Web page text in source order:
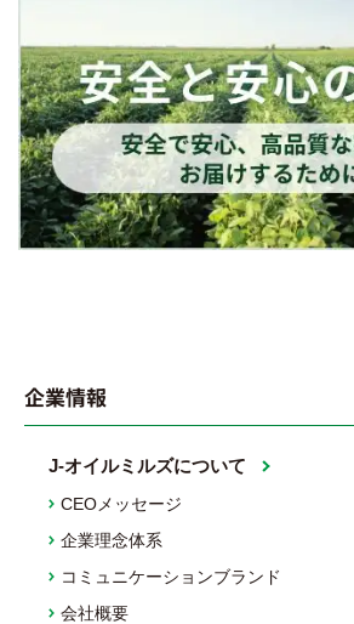
企業情報
J-オイルミルズについて
CEOメッセージ
企業理念体系
コミュニケーションブランド
会社概要